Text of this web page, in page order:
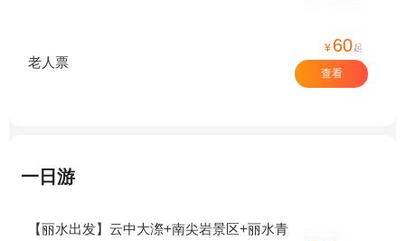
老人票
¥ 60起
查看
一日游
【丽水出发】云中大漈+南尖岩景区+丽水青